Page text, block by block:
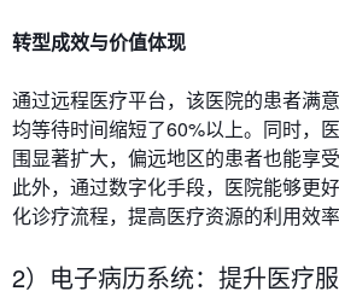
转型成效与价值体现
通过远程医疗平台，该医院的患者满
均等待时间缩短了60%以上。同时，
围显著扩大，偏远地区的患者也能享
此外，通过数字化手段，医院能够更
化诊疗流程，提高医疗资源的利用效率
2）电子病历系统：提升医疗